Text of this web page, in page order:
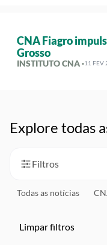
CNA Fiagro
Grosso
INSTITUTO CNA ·11 FEV
Explore todas
Filtros
Todas as notícias
Limpar filtros